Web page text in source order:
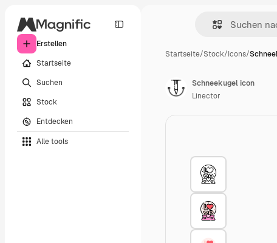
Erstellen
Startseite
Suchen
Stock
Entdecken
Alle tools
Startseite/Stock/Icons/
Schneekugel icon
Linector